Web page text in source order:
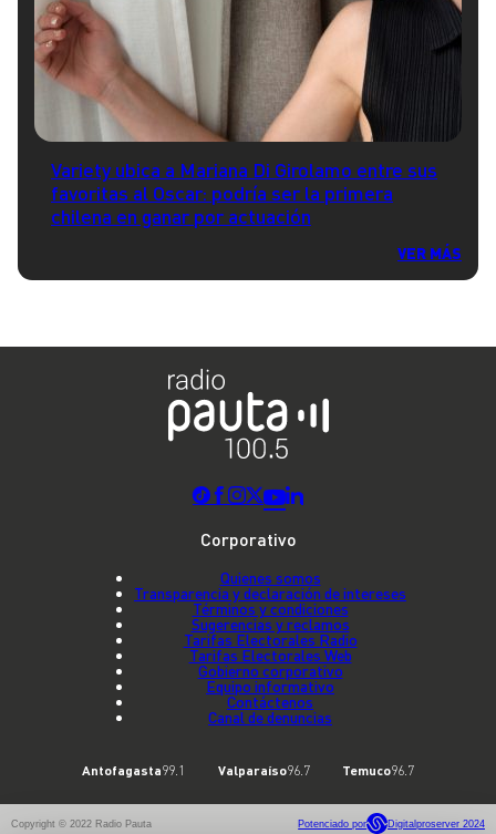
Variety ubica a Mariana Di Girolamo entre sus
favoritas al Oscar: podría ser la primera
chilena en ganar por actuación
VER MÁS
Corporativo
Quienes somos
Transparencia y declaración de intereses
Términos y condiciones
Sugerencias y reclamos
Tarifas Electorales Radio
Tarifas Electorales Web
Gobierno corporativo
Equipo informativo
Contáctenos
Canal de denuncias
Antofagasta99.1 Valparaíso96.7 Temuco96.7
Copyright © 2022 Radio Pauta Potenciado por Digitalproserver 2024